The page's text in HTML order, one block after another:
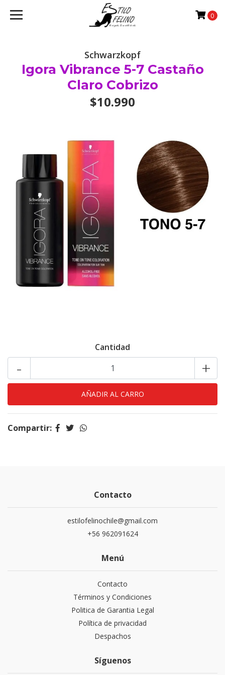
0
Schwarzkopf
Igora Vibrance 5-7 Castaño
Claro Cobrizo
$10.990
Cantidad
+
-
Compartir:
Contacto
estilofelinochile@gmail.com
+56 962091624
Menú
Contacto
Términos y Condiciones
Politica de Garantia Legal
Política de privacidad
Despachos
Síguenos